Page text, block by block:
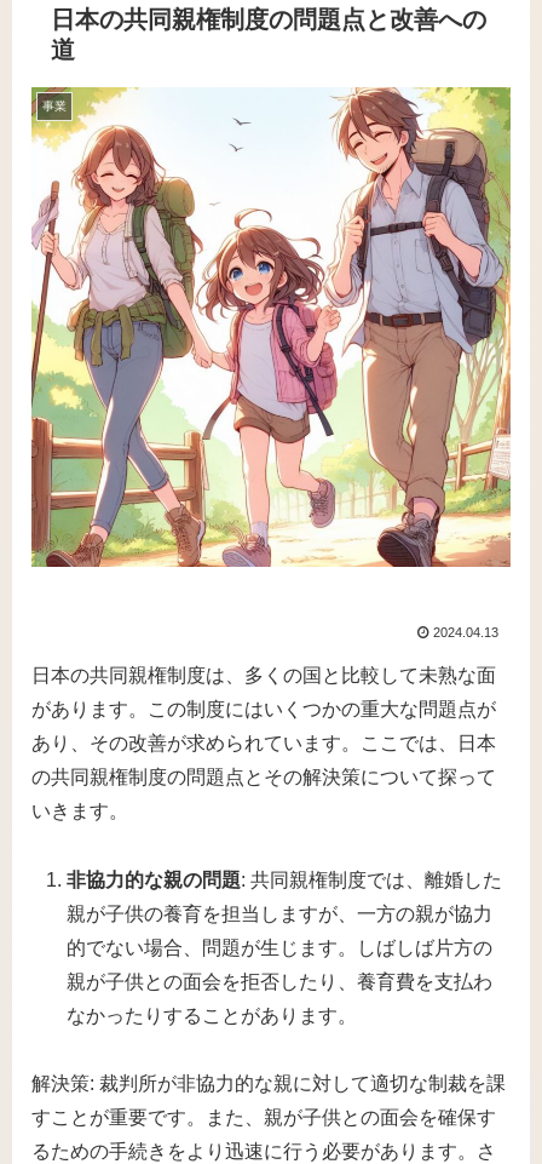
日本の共同親権制度の問題点と改善への
道
事業
2024.04.13
日本の共同親権制度は、多くの国と比較して未熟な面
があります。この制度にはいくつかの重大な問題点が
あり、その改善が求められています。ここでは、日本
の共同親権制度の問題点とその解決策について探って
いきます。
非協力的な親の問題: 共同親権制度では、離婚した
親が子供の養育を担当しますが、一方の親が協力
的でない場合、問題が生じます。しばしば片方の
親が子供との面会を拒否したり、養育費を支払わ
なかったりすることがあります。
解決策: 裁判所が非協力的な親に対して適切な制裁を課
すことが重要です。また、親が子供との面会を確保す
るための手続きをより迅速に行う必要があります。さ